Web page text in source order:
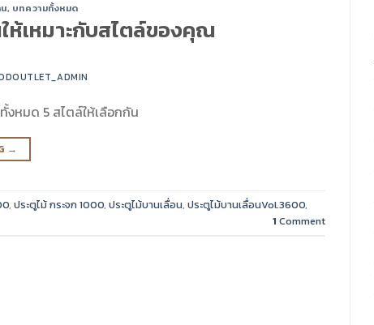
, บทความทั้งหมด
ห้เหมาะกับสไตล์ของคุณ
งหมด 5 สไตล์ให้เลือกกัน
→
, ประตูไม้ กระจก 1000, ประตูไม้บานเลื่อน, ประตูไม้บานเลื่อนVol.3600,
1 Comment